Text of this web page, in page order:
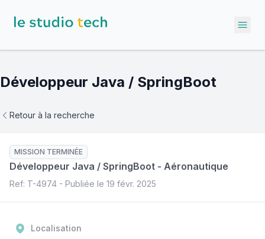
Développeur Java / SpringBoot
Retour à la recherche
Développeur Java / SpringBoot - Aéronautique
MISSION TERMINÉE
Ref: T-4974 - Publiée le 19 févr. 2025
Localisation